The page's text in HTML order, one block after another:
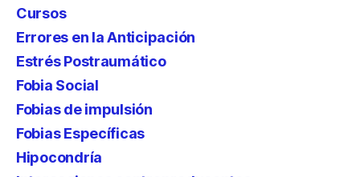
Cursos
Errores en la Anticipación
Estrés Postraumático
Fobia Social
Fobias de impulsión
Fobias Específicas
Hipocondría